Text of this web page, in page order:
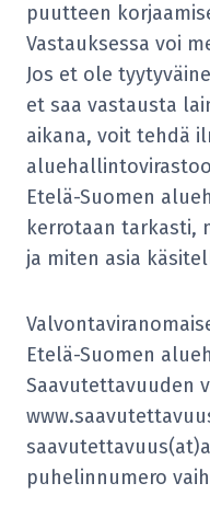
puutteen
Vastauksessa voi
Jos et ole
et saa vastausta
aikana, voit tehdä
Etelä-Suomen
kerrotaan tarkasti,
ja miten asia
Etelä-Suomen
Saavutettavuuden
puhelinnumero